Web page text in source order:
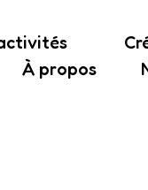
À propos